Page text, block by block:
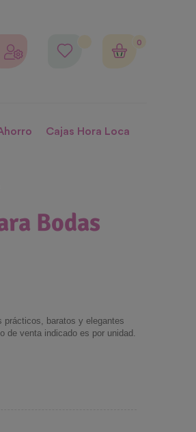
0
Cajas Hora Loca
Bodas
prácticos, baratos y elegantes
de venta indicado es por unidad.